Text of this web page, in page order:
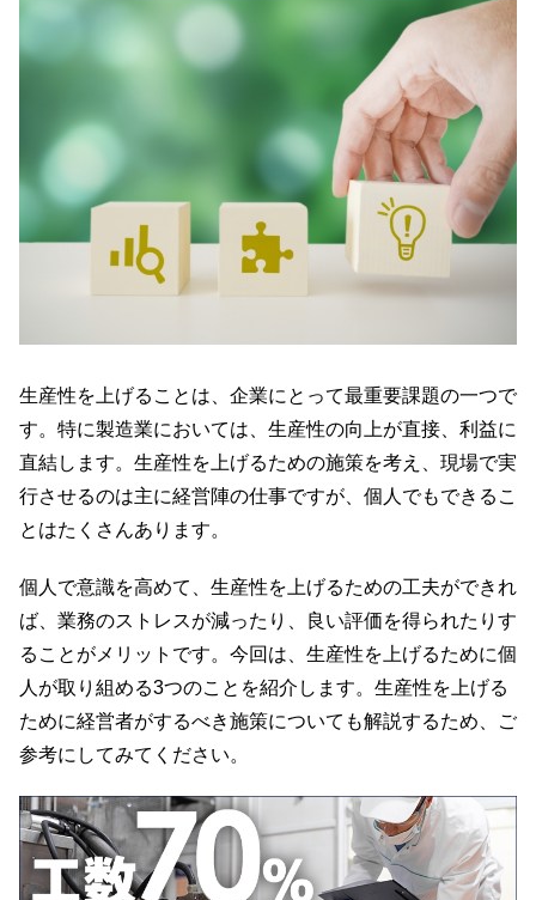
生産性を上げることは、企業にとって最重要課題の一つで
す。特に製造業においては、生産性の向上が直接、利益に
直結します。生産性を上げるための施策を考え、現場で実
行させるのは主に経営陣の仕事ですが、個人でもできるこ
とはたくさんあります。
個人で意識を高めて、生産性を上げるための工夫ができれ
ば、業務のストレスが減ったり、良い評価を得られたりす
ることがメリットです。今回は、生産性を上げるために個
人が取り組める3つのことを紹介します。生産性を上げる
ために経営者がするべき施策についても解説するため、ご
参考にしてみてください。